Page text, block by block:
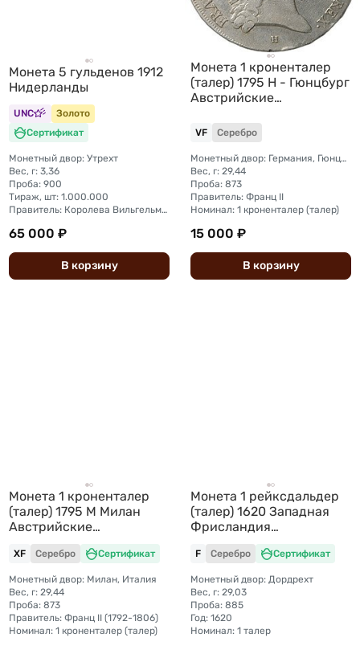
Монета 5 гульденов 1912
Нидерланды
UNC
Золото
Сертификат
Монетный двор: Утрехт
Вес, г: 3,36
Проба: 900
Тираж, шт: 1.000.000
Правитель: Королева Вильгельмина (1890 - 1948)
65 000 ₽
В корзину
Монета 1 кроненталер
(талер) 1795 H - Гюнцбург
Австрийские
VF Серебро
Монетный двор: Германия, Гюнцбург
Вес, г: 29,44
Проба: 873
Правитель: Франц II
Номинал: 1 кроненталер (талер)
15 000 ₽
В корзину
Монета 1 кроненталер
(талер) 1795 M Милан
Австрийские
Нидерланды
XF Серебро Сертификат
Монетный двор: Милан, Италия
Вес, г: 29,44
Проба: 873
Правитель: Франц II (1792-1806)
Номинал: 1 кроненталер (талер)
Монета 1 рейксдальдер
(талер) 1620 Западная
Фрисландия
Нидерланды
F Серебро Сертификат
Монетный двор: Дордрехт
Вес, г: 29,03
Проба: 885
Год: 1620
Номинал: 1 талер